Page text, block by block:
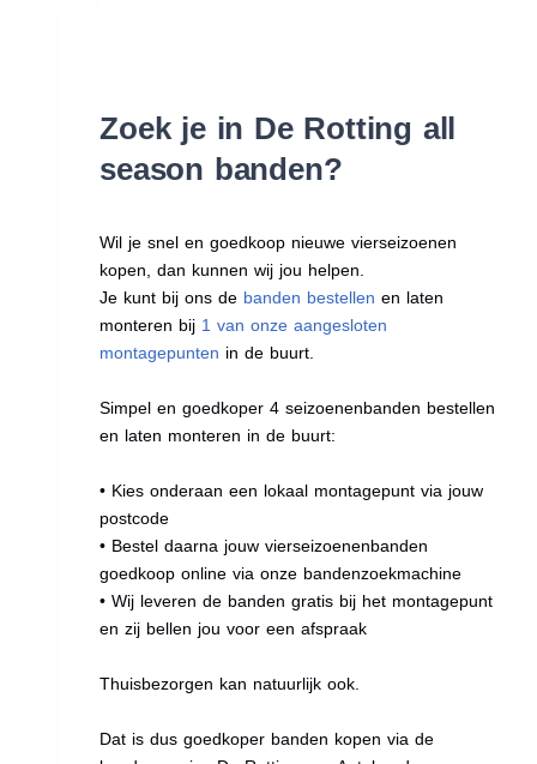
Zoek je in De Rotting all
season banden?
Wil je snel en goedkoop nieuwe vierseizoenen
kopen, dan kunnen wij jou helpen.
Je kunt bij ons de banden bestellen en laten
monteren bij 1 van onze aangesloten
montagepunten in de buurt.
Simpel en goedkoper 4 seizoenenbanden bestellen
en laten monteren in de buurt:
• Kies onderaan een lokaal montagepunt via jouw
postcode
• Bestel daarna jouw vierseizoenenbanden
goedkoop online via onze bandenzoekmachine
• Wij leveren de banden gratis bij het montagepunt
en zij bellen jou voor een afspraak
Thuisbezorgen kan natuurlijk ook.
Dat is dus goedkoper banden kopen via de